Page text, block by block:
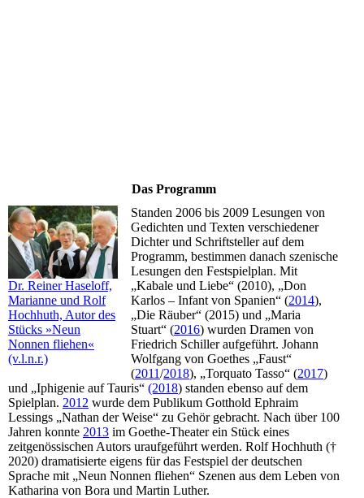
Das Programm
Dr. Reiner Haseloff,
Marianne und Rolf
Hochhuth, Autor des
Stücks »Neun
Nonnen fliehen«
(v.l.n.r.)
Standen 2006 bis 2009 Lesungen von
Gedichten und Texten verschiedener
Dichter und Schriftsteller auf dem
Programm, bestimmen danach szenische
Lesungen den Festspielplan. Mit
„Kabale und Liebe“ (2010), „Don
Karlos – Infant von Spanien“ (2014),
„Die Räuber“ (2015) und „Maria
Stuart“ (2016) wurden Dramen von
Friedrich Schiller aufgeführt. Johann
Wolfgang von Goethes „Faust“
(2011/2018), „Torquato Tasso“ (2017)
und „Iphigenie auf Tauris“ (2018) standen ebenso auf dem
Spielplan. 2012 wurde dem Publikum Gotthold Ephraim
Lessings „Nathan der Weise“ zu Gehör gebracht. Nach über 100
Jahren konnte 2013 im Goethe-Theater ein Stück eines
zeitgenössischen Autors uraufgeführt werden. Rolf Hochhuth (†
2020) dramatisierte eigens für das Festspiel der deutschen
Sprache mit „Neun Nonnen fliehen“ Szenen aus dem Leben von
Katharina von Bora und Martin Luther.